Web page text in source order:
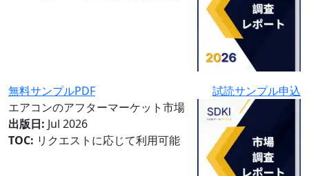
無料サンプルPDF
試読サンプル申込
エアコンのアフターマーケット市場
出版日: Jul 2026
TOC: リクエストに応じて利用可能